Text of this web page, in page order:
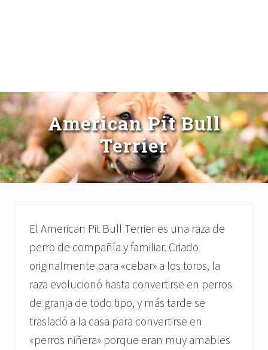
American Pit Bull
Terrier
El American Pit Bull Terrier es una raza de
perro de compañía y familiar. Criado
originalmente para «cebar» a los toros, la
raza evolucionó hasta convertirse en perros
de granja de todo tipo, y más tarde se
trasladó a la casa para convertirse en
«perros niñera» porque eran muy amables